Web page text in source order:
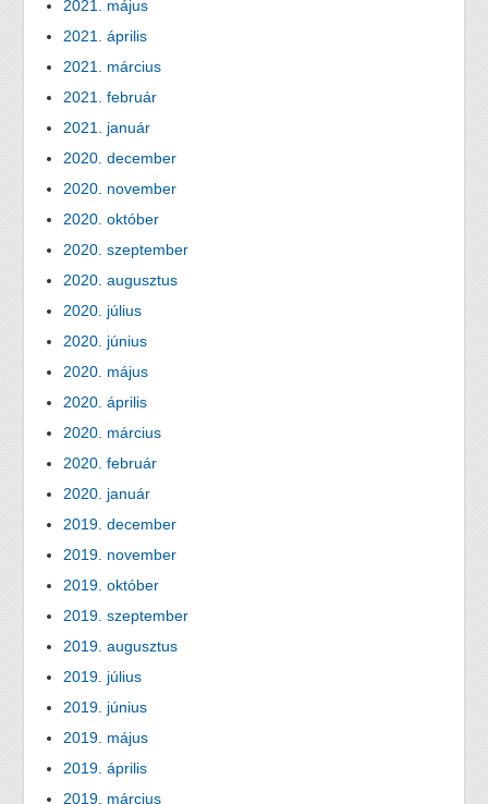
2021. május
2021. április
2021. március
2021. február
2021. január
2020. december
2020. november
2020. október
2020. szeptember
2020. augusztus
2020. július
2020. június
2020. május
2020. április
2020. március
2020. február
2020. január
2019. december
2019. november
2019. október
2019. szeptember
2019. augusztus
2019. július
2019. június
2019. május
2019. április
2019. március